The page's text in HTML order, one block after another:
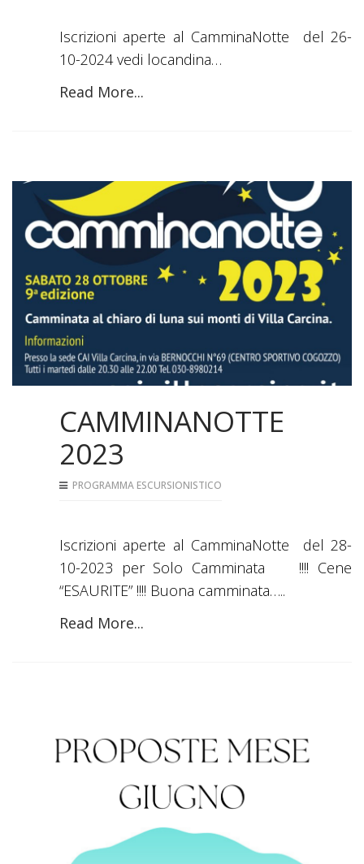
Iscrizioni aperte al CamminaNotte del 26-
10-2024 vedi locandina…
Read More...
CAMMINANOTTE
2023
PROGRAMMA ESCURSIONISTICO
Iscrizioni aperte al CamminaNotte del 28-
10-2023 per Solo Camminata !!!! Cene
“ESAURITE” !!!! Buona camminata…..
Read More...